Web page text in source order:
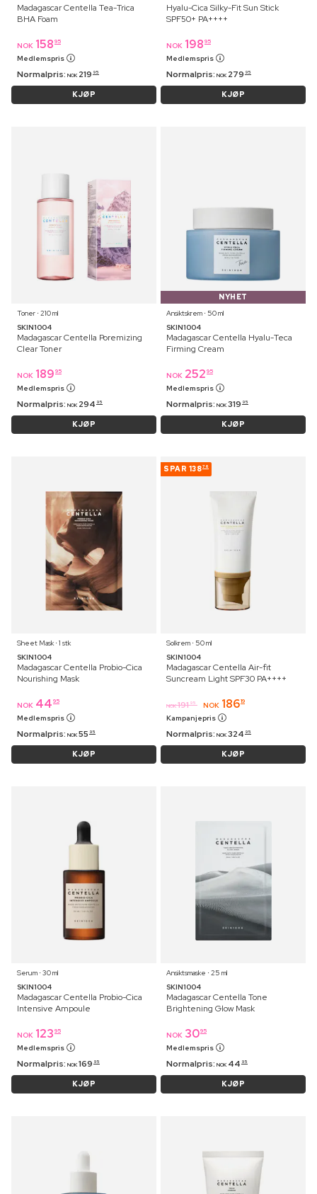
Madagascar Centella Tea-Trica
BHA Foam
NOK 158 95
Medlemspris
Normalpris: NOK 219 95
KJØP
Hyalu-Cica Silky-Fit Sun Stick
SPF50+ PA++++
NOK 198 95
Medlemspris
Normalpris: NOK 279 95
KJØP
Toner ⋅ 210 ml
SKIN1004
Madagascar Centella Poremizing
Clear Toner
NOK 189 95
Medlemspris
Normalpris: NOK 294 95
KJØP
NYHET
Ansiktskrem ⋅ 50 ml
SKIN1004
Madagascar Centella Hyalu-Teca
Firming Cream
NOK 252 95
Medlemspris
Normalpris: NOK 319 95
KJØP
Sheet Mask ⋅ 1 stk
SKIN1004
Madagascar Centella Probio-Cica
Nourishing Mask
NOK 44 95
Medlemspris
Normalpris: NOK 55 95
KJØP
SPAR 13876
Solkrem ⋅ 50 ml
SKIN1004
Madagascar Centella Air-fit
Suncream Light SPF30 PA++++
NOK 191 95 NOK 18619
Kampanjepris
Normalpris: NOK 324 95
KJØP
Serum ⋅ 30 ml
SKIN1004
Madagascar Centella Probio-Cica
Intensive Ampoule
NOK 123 95
Medlemspris
Normalpris: NOK 169 95
KJØP
Ansiktsmaske ⋅ 25 ml
SKIN1004
Madagascar Centella Tone
Brightening Glow Mask
NOK 3095
Medlemspris
Normalpris: NOK 44 95
KJØP